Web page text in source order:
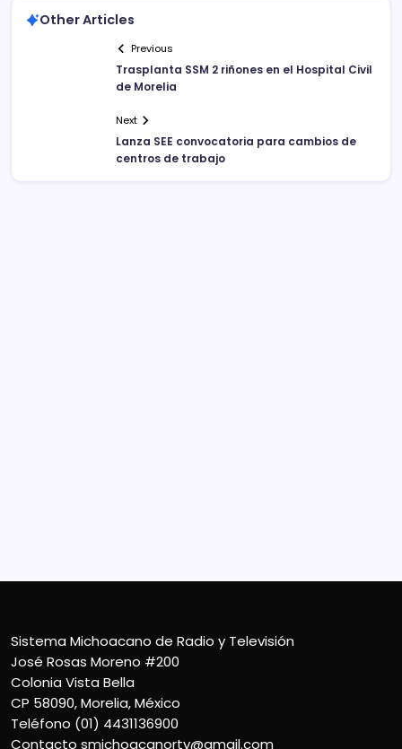
Other Articles
Previous
Trasplanta SSM 2 riñones en el Hospital Civil
de Morelia
Next
Lanza SEE convocatoria para cambios de
centros de trabajo
Sistema Michoacano de Radio y Televisión
José Rosas Moreno #200
Colonia Vista Bella
CP 58090, Morelia, México
Teléfono (01) 4431136900
Contacto smichoacanortv@gmail.com